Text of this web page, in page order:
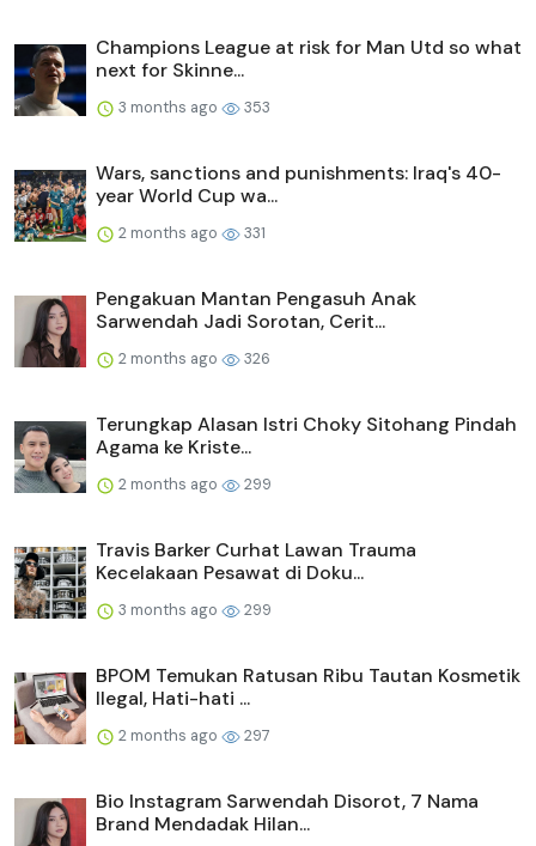
Champions League at risk for Man Utd so what
next for Skinne...
3 months ago 353
Wars, sanctions and punishments: Iraq's 40-
year World Cup wa...
2 months ago 331
Pengakuan Mantan Pengasuh Anak
Sarwendah Jadi Sorotan, Cerit...
2 months ago 326
Terungkap Alasan Istri Choky Sitohang Pindah
Agama ke Kriste...
2 months ago 299
Travis Barker Curhat Lawan Trauma
Kecelakaan Pesawat di Doku...
3 months ago 299
BPOM Temukan Ratusan Ribu Tautan Kosmetik
Ilegal, Hati-hati ...
2 months ago 297
Bio Instagram Sarwendah Disorot, 7 Nama
Brand Mendadak Hilan...